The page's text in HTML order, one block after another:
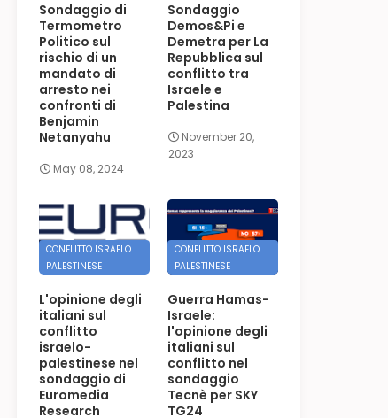
Sondaggio di
Termometro
Politico sul
rischio di un
mandato di
arresto nei
confronti di
Benjamin
Netanyahu
May 08, 2024
Sondaggio
Demos&Pi e
Demetra per La
Repubblica sul
conflitto tra
Israele e
Palestina
November 20,
2023
CONFLITTO ISRAELO
PALESTINESE
L'opinione degli
italiani sul
conflitto
israelo-
palestinese nel
sondaggio di
Euromedia
Research
CONFLITTO ISRAELO
PALESTINESE
Guerra Hamas-
Israele:
l'opinione degli
italiani sul
conflitto nel
sondaggio
Tecnè per SKY
TG24